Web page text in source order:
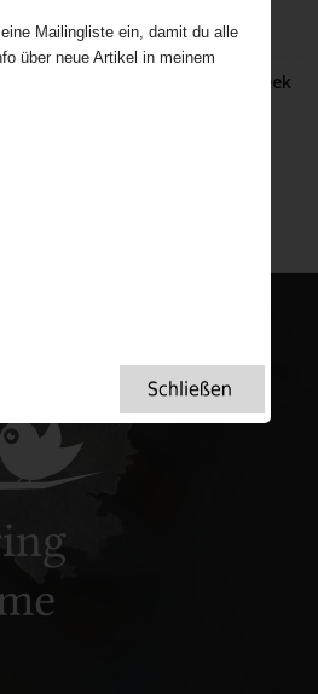
– Mein Special zur gothic week
und Gärten
Mailingliste ein, damit du alle
über neue Artikel in meinem